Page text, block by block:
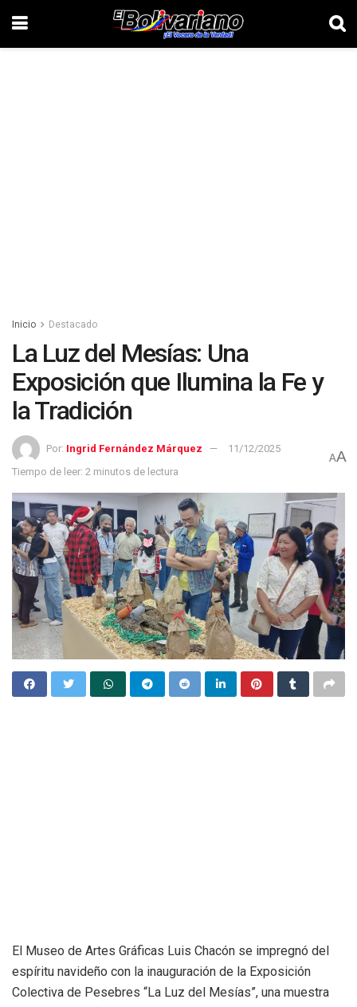
Inicio Destacado
La Luz del Mesías: Una
Exposición que Ilumina la Fe y
la Tradición
Por: Ingrid Fernández Márquez
11/12/2025
Tiempo de leer: 2 minutos de lectura
AA
El Museo de Artes Gráficas Luis Chacón se impregnó del
espíritu navideño con la inauguración de la Exposición
Colectiva de Pesebres “La Luz del Mesías”, una muestra